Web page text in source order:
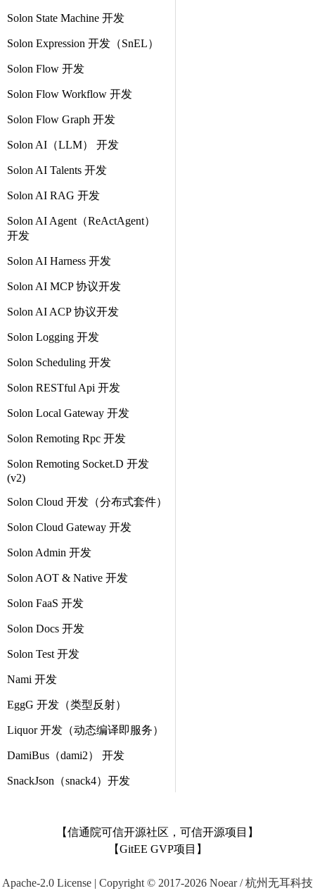
Solon State Machine 开发
Solon Expression 开发（SnEL）
Solon Flow 开发
Solon Flow Workflow 开发
Solon Flow Graph 开发
Solon AI（LLM） 开发
Solon AI Talents 开发
Solon AI RAG 开发
Solon AI Agent（ReActAgent）
开发
Solon AI Harness 开发
Solon AI MCP 协议开发
Solon AI ACP 协议开发
Solon Logging 开发
Solon Scheduling 开发
Solon RESTful Api 开发
Solon Local Gateway 开发
Solon Remoting Rpc 开发
Solon Remoting Socket.D 开发
(v2)
Solon Cloud 开发（分布式套件）
Solon Cloud Gateway 开发
Solon Admin 开发
Solon AOT & Native 开发
Solon FaaS 开发
Solon Docs 开发
Solon Test 开发
Nami 开发
EggG 开发（类型反射）
Liquor 开发（动态编译即服务）
DamiBus（dami2） 开发
SnackJson（snack4）开发
【信通院可信开源社区，可信开源项目】
【GitEE GVP项目】
Apache-2.0 License | Copyright © 2017-2026 Noear / 杭州无耳科技